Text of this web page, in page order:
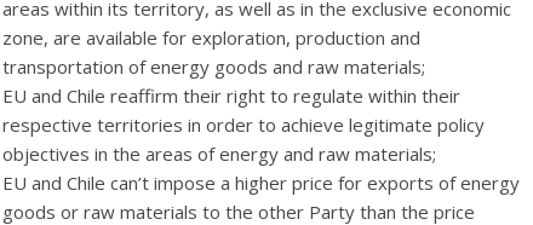
areas within its territory, as well as in the exclusive economic
zone, are available for exploration, production and
transportation of energy goods and raw materials;
EU and Chile reaffirm their right to regulate within their
respective territories in order to achieve legitimate policy
objectives in the areas of energy and raw materials;
EU and Chile can’t impose a higher price for exports of energy
goods or raw materials to the other Party than the price